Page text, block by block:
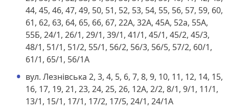
44, 45, 46, 47, 49, 50, 51, 52, 53, 54, 55, 56, 57, 59, 60,
61, 62, 63, 64, 65, 66, 67, 22А, 32А, 45А, 52а, 55А,
55Б, 24/1, 26/1, 29/1, 39/1, 41/1, 45/1, 45/2, 45/3,
48/1, 51/1, 51/2, 55/1, 56/2, 56/3, 56/5, 57/2, 60/1,
61/1, 65/1, 56/1А
вул. Лезнівська 2, 3, 4, 5, 6, 7, 8, 9, 10, 11, 12, 14, 15,
16, 17, 19, 21, 23, 24, 25, 26, 12А, 2/2, 8/1, 9/1, 11/1,
13/1, 15/1, 17/1, 17/2, 17/5, 24/1, 24/1А